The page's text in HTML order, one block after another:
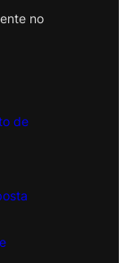
no
de